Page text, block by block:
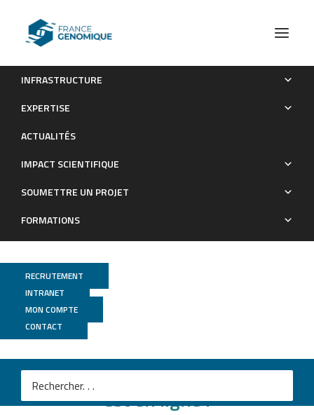
INFRASTRUCTURE
EXPERTISE
ACTUALITÉS
IMPACT SCIENTIFIQUE
SOUMETTRE UN PROJET
FORMATIONS
RECRUTEMENT
INTRANET
MON COMPTE
CONTACT
Le programme de EAGS2026
est en ligne !